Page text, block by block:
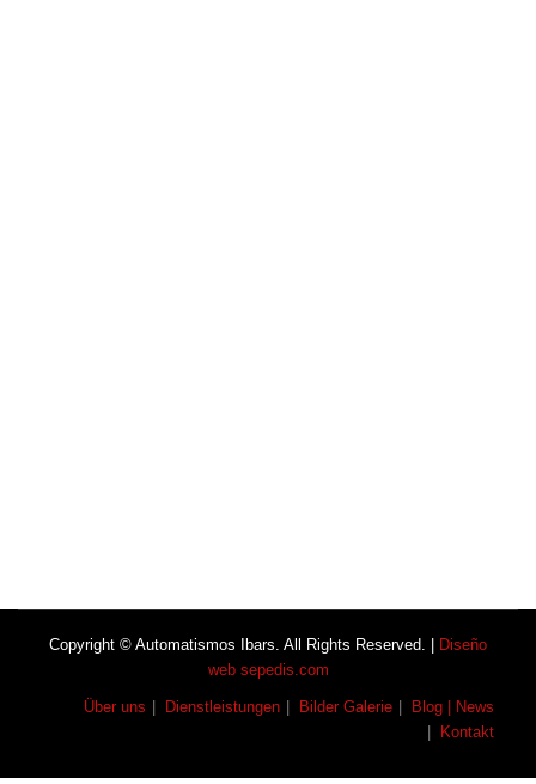
Copyright © Automatismos Ibars. All Rights Reserved. |
Diseño
web sepedis.com
Über uns Dienstleistungen Bilder Galerie
Blog | News
Kontakt